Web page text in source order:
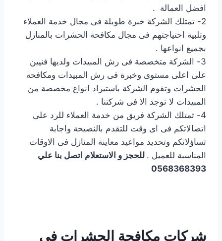
افضل العمالة .
2- تمتلك الشركة خبرة طويلة فى مجال خدمة العملاء
وتلبية احتياجتهم فى مجال مكافحة الحشرات بالمنازل
بجميع انواعها .
3- الشركة متخصصة فى رش المبيدات ولديها فنيين
على اعلى مستوى وخبرة فى رش المبيدات ومكافحة
الحشرات وتقوم الشركة باستيراد انواع مخصصة من
المبيدات لا توجد الا فى شركتنا .
4- تمتلك الشركة فريق من خدمة العملاء للرد على
اتصالاتكم فى اى وقت للتقدم بالنصيحة واجابة
تساؤلاتكم وتحديد مواعيد معاينة المنازل فى الاوقات
المناسبة للعميل . للحجز و الاستعلام اتصل بنا علي
0568368393
شركات مكافحة الحشرات في